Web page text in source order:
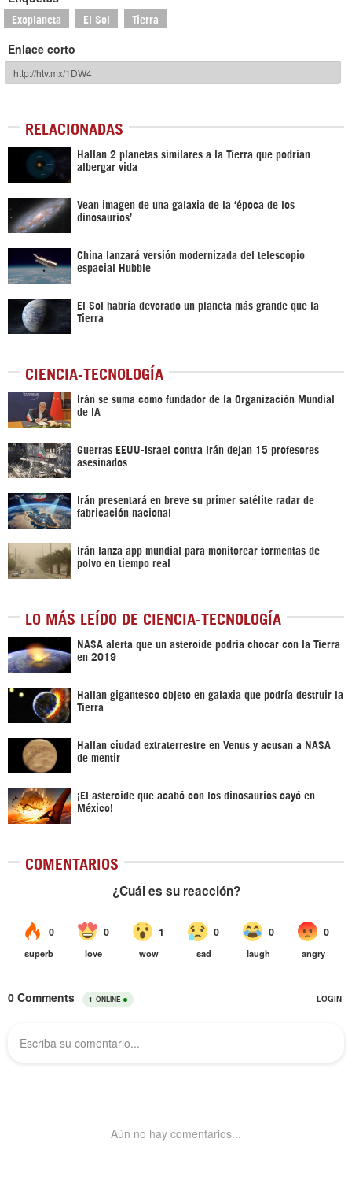
Exoplaneta El Sol Tierra
Enlace corto
RELACIONADAS
Hallan 2 planetas similares a la Tierra que podrían
albergar vida
Vean imagen de una galaxia de la ‘época de los
dinosaurios’
China lanzará versión modernizada del telescopio
espacial Hubble
El Sol habría devorado un planeta más grande que la
Tierra
CIENCIA-TECNOLOGÍA
Irán se suma como fundador de la Organización Mundial
de IA
Guerras EEUU-Israel contra Irán dejan 15 profesores
asesinados
Irán presentará en breve su primer satélite radar de
fabricación nacional
Irán lanza app mundial para monitorear tormentas de
polvo en tiempo real
LO MÁS LEÍDO DE CIENCIA-TECNOLOGÍA
NASA alerta que un asteroide podría chocar con la Tierra
en 2019
Hallan gigantesco objeto en galaxia que podría destruir la
Tierra
Hallan ciudad extraterrestre en Venus y acusan a NASA
de mentir
¡El asteroide que acabó con los dinosaurios cayó en
México!
COMENTARIOS